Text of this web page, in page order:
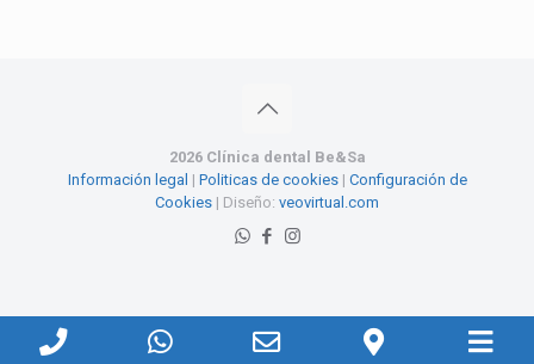
2026 Clínica dental Be&Sa
Información legal | Politicas de cookies| Configuración de
Cookies | Diseño: veovirtual.com